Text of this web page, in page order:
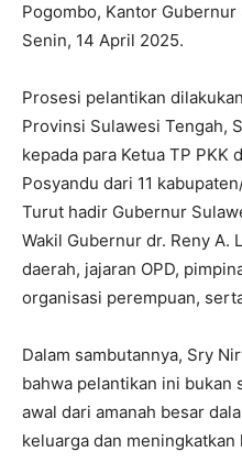
Pogombo, Kantor
Senin, 14 April 2025.
Prosesi pelantikan
Provinsi Sulawesi Tengah,
kepada para Ketua TP PKK
Posyandu dari 11
Turut hadir Gubernur
Wakil Gubernur dr. Reny A.
daerah, jajaran OPD,
organisasi perempuan,
Dalam sambutannya, Sry
bahwa pelantikan ini bukan
awal dari amanah besar
keluarga dan meningkatkan